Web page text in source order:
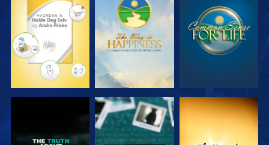
SE SE SE
SE SE